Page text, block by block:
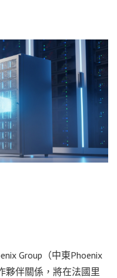
Group（中東Phoenix
夥伴關係，將在法國里